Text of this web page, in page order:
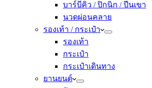
บาร์บีคิว / ปิกนิก / ปีนเขา
นวดผ่อนคลาย
รองเท้า / กระเป๋า
รองเท้า
กระเป๋า
กระเป๋าเดินทาง
ยานยนต์